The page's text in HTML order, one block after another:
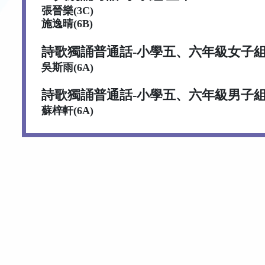
張晉樂(3C)
施逸晴(6B)
詩歌獨誦普通話-小學五、六年級女子組
吳斯雨(6A)
詩歌獨誦普通話-小學五、六年級男子組
蘇梓軒(6A)